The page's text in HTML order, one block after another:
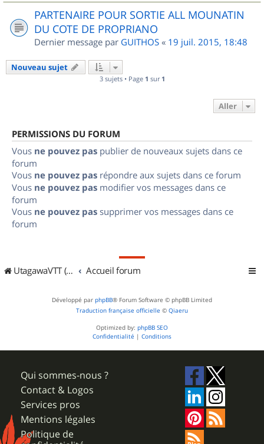
PARTENAIRE POUR SORTIE ALL MOUNATIN
DU COTE DE PROPRIANO
Dernier message par GUITHOS « 19 juil. 2015, 18:48
Nouveau sujet
3 sujets • Page 1 sur 1
Aller
PERMISSIONS DU FORUM
Vous ne pouvez pas publier de nouveaux sujets dans ce
forum
Vous ne pouvez pas répondre aux sujets dans ce forum
Vous ne pouvez pas modifier vos messages dans ce
forum
Vous ne pouvez pas supprimer vos messages dans ce
forum
UtagawaVTT (Randos VTT et VTTAE avec traces GPS) Accueil forum
Développé par phpBB® Forum Software © phpBB Limited
Traduction française officielle © Qiaeru
Optimized by: phpBB SEO
Confidentialité | Conditions
Qui sommes-nous ?
Contact & Logos
Services pros
Mentions légales
Politique de